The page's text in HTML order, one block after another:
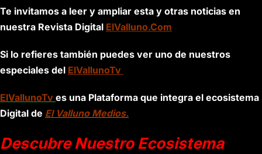
Te invitamos a leer y ampliar esta y otras noticias en
nuestra Revista Digital ElValluno.Com
Si lo refieres también puedes ver uno de nuestros
especiales del ElVallunoTv
ElVallunoTv es una Plataforma que integra el ecosistema
Digital de El Valluno Medios.
Descubre Nuestro Ecosistema